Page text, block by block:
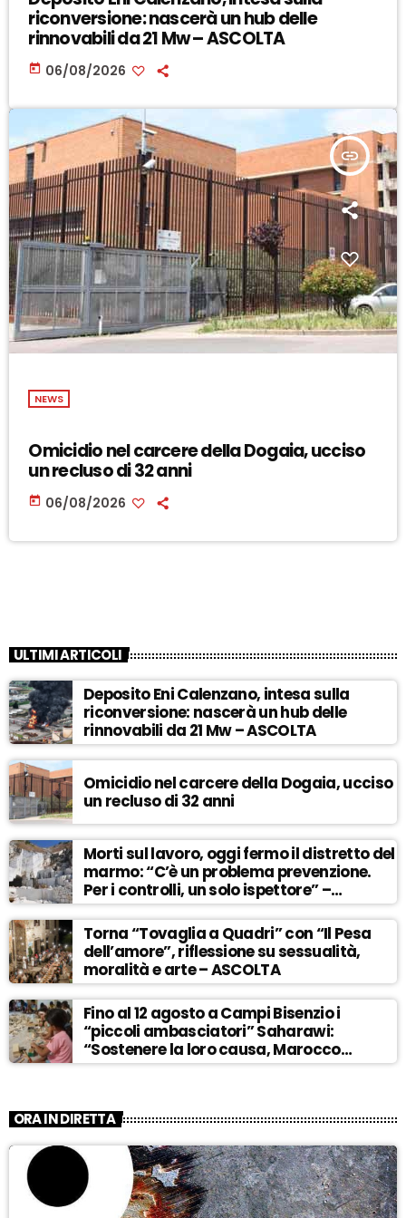
riconversione: nascerà un hub delle
rinnovabili da 21 Mw – ASCOLTA
today 06/08/2026
insert_link
NEWS
Omicidio nel carcere della Dogaia, ucciso
un recluso di 32 anni
today 06/08/2026
ULTIMI ARTICOLI
Deposito Eni Calenzano, intesa sulla
riconversione: nascerà un hub delle
rinnovabili da 21 Mw – ASCOLTA
Omicidio nel carcere della Dogaia, ucciso
un recluso di 32 anni
Morti sul lavoro, oggi fermo il distretto del
marmo: “C’è un problema prevenzione.
Per i controlli, un solo ispettore” –
ASCOLTA
Torna “Tovaglia a Quadri” con “Il Pesa
dell’amore”, riflessione su sessualità,
moralità e arte – ASCOLTA
Fino al 12 agosto a Campi Bisenzio i
“piccoli ambasciatori” Saharawi:
“Sostenere la loro causa, Marocco
sempre più invadente” – ASCOLTA
ORA IN DIRETTA